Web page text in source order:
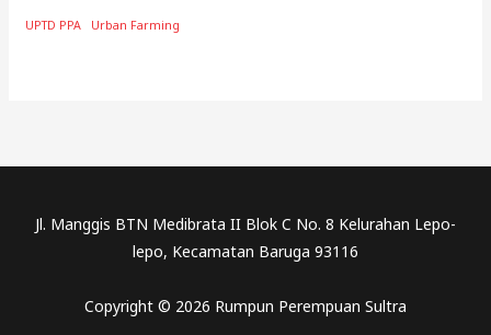
UPTD PPA Urban Farming
Jl. Manggis BTN Medibrata II Blok C No. 8 Kelurahan Lepo-
lepo, Kecamatan Baruga 93116
Copyright © 2026 Rumpun Perempuan Sultra